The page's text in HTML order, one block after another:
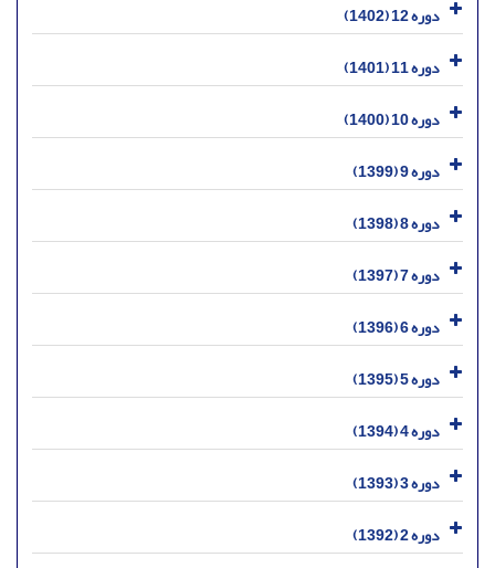
دوره 12 (1402)
دوره 11 (1401)
دوره 10 (1400)
دوره 9 (1399)
دوره 8 (1398)
دوره 7 (1397)
دوره 6 (1396)
دوره 5 (1395)
دوره 4 (1394)
دوره 3 (1393)
دوره 2 (1392)